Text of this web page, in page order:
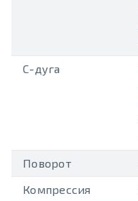
С-дуга
Поворот
Компрессия